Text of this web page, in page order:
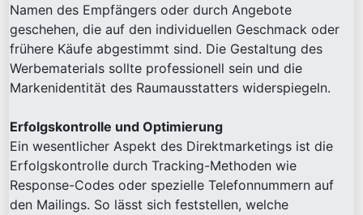
Namen des Empfängers oder durch Angebote
geschehen, die auf den individuellen Geschmack oder
frühere Käufe abgestimmt sind. Die Gestaltung des
Werbematerials sollte professionell sein und die
Markenidentität des Raumausstatters widerspiegeln.
Erfolgskontrolle und Optimierung
Ein wesentlicher Aspekt des Direktmarketings ist die
Erfolgskontrolle durch Tracking-Methoden wie
Response-Codes oder spezielle Telefonnummern auf
den Mailings. So lässt sich feststellen, welche